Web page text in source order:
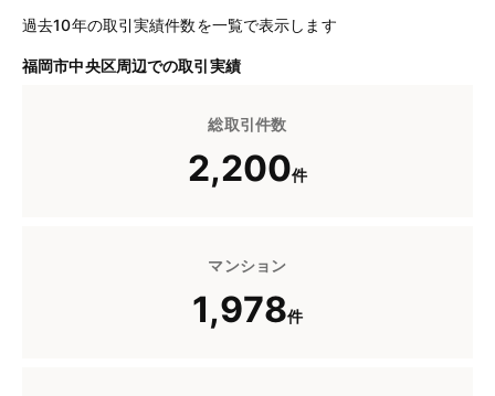
過去10年の取引実績件数を一覧で表示します
福岡市中央区周辺での取引実績
総取引件数
2,200件
マンション
1,978件